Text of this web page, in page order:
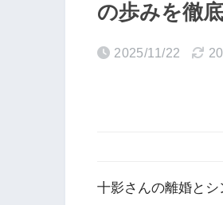
の歩みを徹
2025/11/22
十影さんの離婚と